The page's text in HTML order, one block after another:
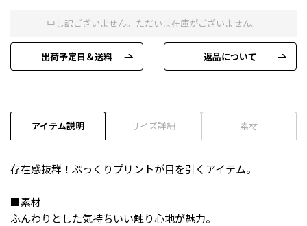
申し訳ございません。ただいま在庫がございません。
出荷予定日＆送料 返品について
アイテム説明 サイズ詳細 素材
存在感抜群！ぷっくりプリントが目を引くアイテム。
■素材
ふんわりとした気持ちいい触り心地が魅力。